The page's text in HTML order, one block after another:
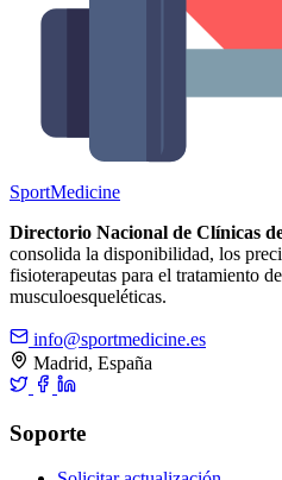
SportMedicine
Directorio Nacional de Clínicas
consolida la disponibilidad, los
fisioterapeutas para el tratamiento
musculoesqueléticas.
info@sportmedicine.es
Madrid, España
Soporte